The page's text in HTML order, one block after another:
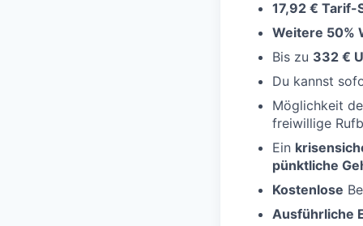
17,92 € Tarif-
Weitere 50%
Bis zu 332 €
Du kannst
Möglichkeit
freiwillige
Ein
pünktliche
Kostenlose
Ausführliche